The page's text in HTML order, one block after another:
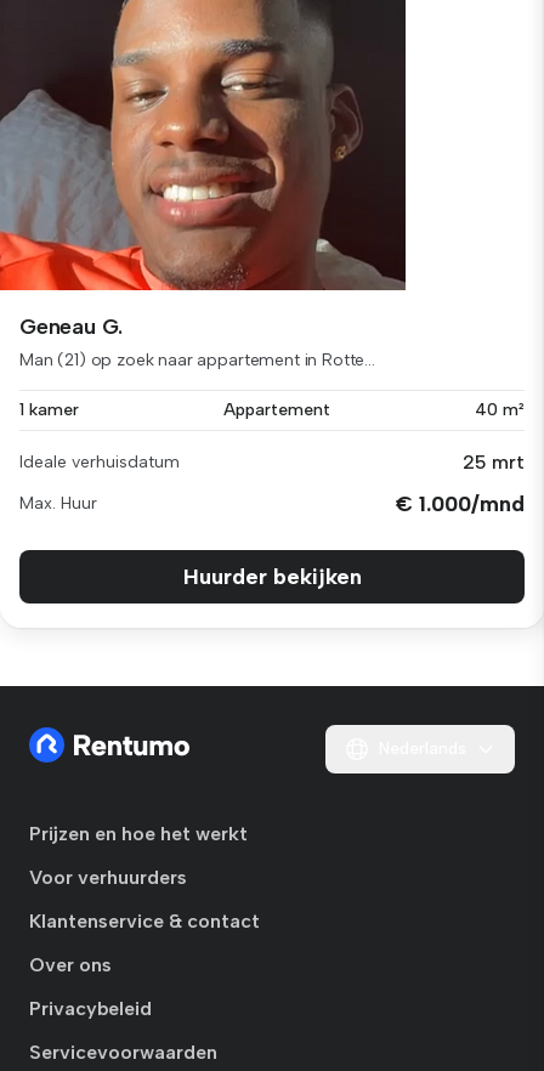
Geneau G.
Man (21) op zoek naar appartement in Rotte...
1 kamer Appartement 40 m²
Ideale verhuisdatum 25 mrt
Max. Huur € 1.000/mnd
Huurder bekijken
Prijzen en hoe het werkt
Voor verhuurders
Klantenservice & contact
Over ons
Privacybeleid
Servicevoorwaarden